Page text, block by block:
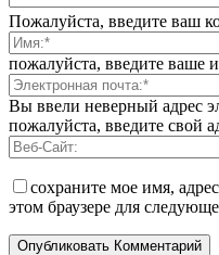
Пожалуйста, введите ваш
пожалуйста, введите ваше
Вы ввели неверный адрес
пожалуйста, введите свой
сохраните мое имя,
этом браузере для